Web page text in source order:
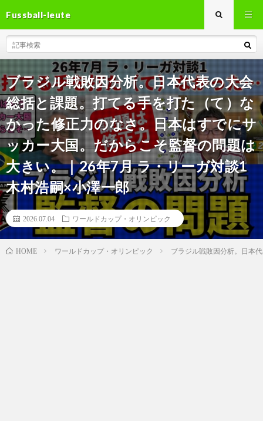
Fussball-leute
ブラジル戦敗因分析。日本代表の大会
総括と課題。打てる手を打た（て）な
かった修正力のなさ。日本はすでにサ
ッカー大国。だからこそ監督の問題は
大きい。｜26年7月 ラ・リーガ対談1
木村浩嗣×小澤一郎
2026.07.04 ワールドカップ・オリンピック
HOME ワールドカップ・オリンピック ブラジル戦敗因分析。日本